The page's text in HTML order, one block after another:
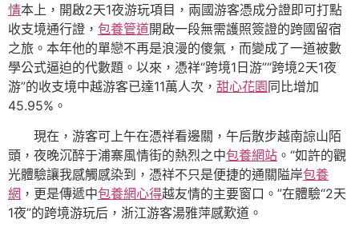
情本上，開啟2天1夜游玩項目，兩國游客憑成分證即可打點
收支境通行證， 包養管道開啟一段無需護照簽證的跨國留宿
之旅。本年他的單戀不再是浪漫的傻氣，而變成了一道被數
學公式逼迫的代數題。以來，憑祥“跨境1日游”“跨境2天1夜
游”的收支境中越游客已達11萬人次， 甜心花園同比增加
45.95%。
現在，游客可上午在憑祥看邊關，午后散步越南諒山陌
頭，夜晚沉醉于浦寨風情街的熱烈之中包養網站 。“如許的觀
光體驗讓我感觸感染到，憑祥不只是便捷的通關隘岸包養
網 ，更是傳遞中包養網心得越友情的主要窗口。”在體驗“2天
1夜”的跨境游玩后，浙江游客湯雅萍感歎道。